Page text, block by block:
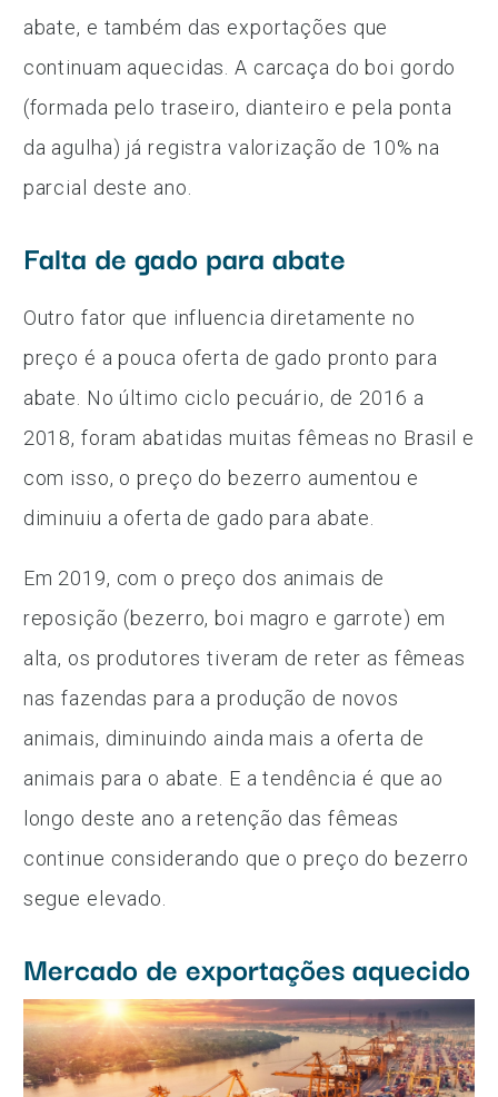
abate, e também das exportações que
continuam aquecidas. A carcaça do boi gordo
(formada pelo traseiro, dianteiro e pela ponta
da agulha) já registra valorização de 10% na
parcial deste ano.
Falta de gado para abate
Outro fator que influencia diretamente no
preço é a pouca oferta de gado pronto para
abate. No último ciclo pecuário, de 2016 a
2018, foram abatidas muitas fêmeas no Brasil e
com isso, o preço do bezerro aumentou e
diminuiu a oferta de gado para abate.
Em 2019, com o preço dos animais de
reposição (bezerro, boi magro e garrote) em
alta, os produtores tiveram de reter as fêmeas
nas fazendas para a produção de novos
animais, diminuindo ainda mais a oferta de
animais para o abate. E a tendência é que ao
longo deste ano a retenção das fêmeas
continue considerando que o preço do bezerro
segue elevado.
Mercado de exportações aquecido